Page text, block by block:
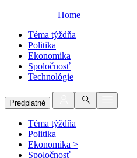
Home
Téma týždňa
Politika
Ekonomika
Spoločnosť
Technológie
Predplatné
Téma týždňa
Politika
Ekonomika >
Spoločnosť